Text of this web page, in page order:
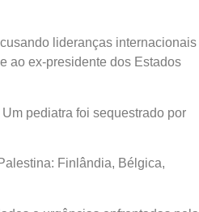
lideranças internacionais
ao ex-presidente dos Estados
pediatra foi sequestrado por
Finlândia, Bélgica,